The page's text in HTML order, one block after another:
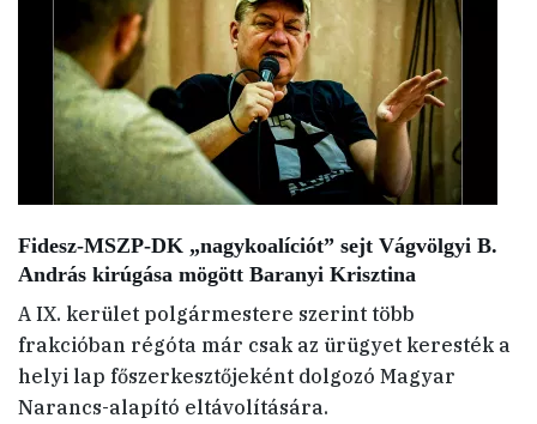
Fidesz-MSZP-DK „nagykoalíciót” sejt Vágvölgyi B.
András kirúgása mögött Baranyi Krisztina
A IX. kerület polgármestere szerint több
frakcióban régóta már csak az ürügyet keresték a
helyi lap főszerkesztőjeként dolgozó Magyar
Narancs-alapító eltávolítására.